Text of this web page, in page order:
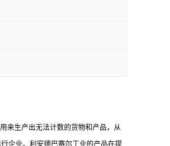
来生产出无法计数的货物和产品，从
企业。利安德巴赛尔工业的产品在提